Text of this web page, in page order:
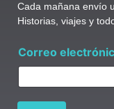
Cada mañana envío
Historias, viajes y
l
e
Correo